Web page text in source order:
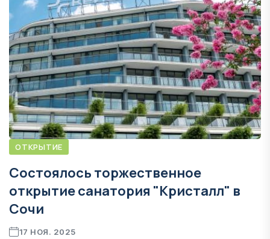
ОТКРЫТИЕ
Состоялось торжественное
открытие санатория "Кристалл" в
Сочи
17 НОЯ. 2025